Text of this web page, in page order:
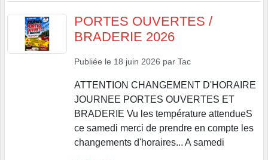
PORTES OUVERTES /
BRADERIE 2026
Publiée le 18 juin 2026 par Tac
ATTENTION CHANGEMENT D'HORAIRE
JOURNEE PORTES OUVERTES ET
BRADERIE Vu les température attendueS
ce samedi merci de prendre en compte les
changements d'horaires... A samedi